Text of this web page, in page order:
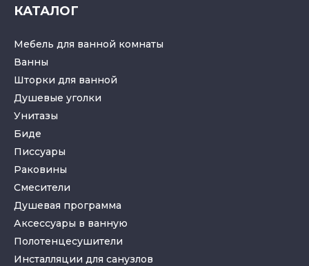
КАТАЛОГ
Мебель для ванной комнаты
Ванны
Шторки для ванной
Душевые уголки
Унитазы
Биде
Писсуары
Раковины
Смесители
Душевая программа
Аксессуары в ванную
Полотенцесушители
Инсталляции для санузлов